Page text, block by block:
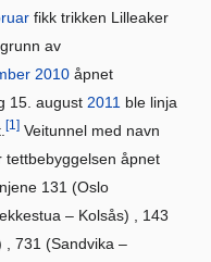
fikk trikken Lilleaker
av
2010 åpnet
15. august 2011 ble linja
[1] Veitunnel med navn
tettbebyggelsen åpnet
131 (Oslo
– Kolsås) , 143
, 731 (Sandvika –